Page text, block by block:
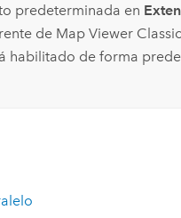
predeterminada en
de Map Viewer Classic
habilitado de forma